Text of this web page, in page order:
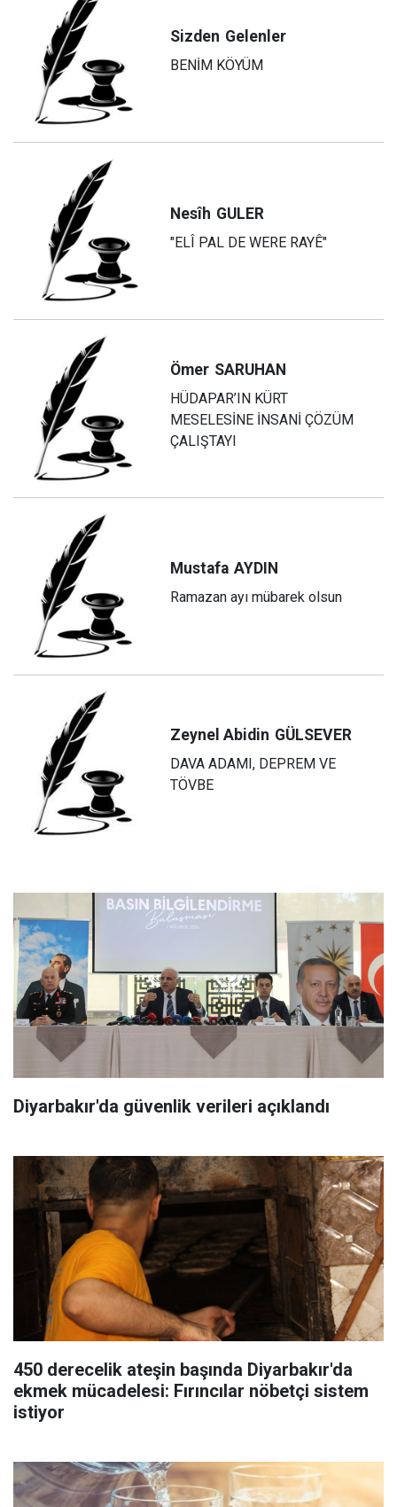
Sizden Gelenler
BENİM KÖYÜM
Nesîh GULER
"ELÎ PAL DE WERE RAYÊ"
Ömer SARUHAN
HÜDAPAR’IN KÜRT
MESELESİNE İNSANİ ÇÖZÜM
ÇALIŞTAYI
Mustafa AYDIN
Ramazan ayı mübarek olsun
Zeynel Abidin GÜLSEVER
DAVA ADAMI, DEPREM VE
TÖVBE
Diyarbakır'da güvenlik verileri açıklandı
450 derecelik ateşin başında Diyarbakır'da
ekmek mücadelesi: Fırıncılar nöbetçi sistem
istiyor